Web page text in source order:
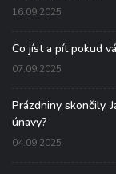
16.09.2025
Co jíst a pít pokud
07.09.2025
Prázdniny skončily.
únavy?
04.09.2025